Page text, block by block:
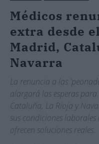
Médicos
extra desde
Madrid,
Navarra
La renuncia a las
alargará las esperas
Cataluña, La Rioja y
sus condiciones
ofrecen soluciones reales.